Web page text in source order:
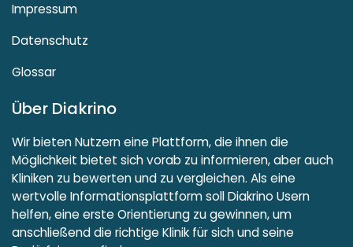
Impressum
Datenschutz
Glossar
Über Diakrino
Wir bieten Nutzern eine Plattform, die ihnen die
Möglichkeit bietet sich vorab zu informieren, aber auch
Kliniken zu bewerten und zu vergleichen. Als eine
wertvolle Informationsplattform soll Diakrino Usern
helfen, eine erste Orientierung zu gewinnen, um
anschließend die richtige Klinik für sich und seine